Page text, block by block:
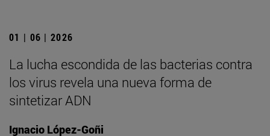
01 | 06 | 2026
La lucha escondida de las bacterias contra
los virus revela una nueva forma de
sintetizar ADN
Ignacio López-Goñi